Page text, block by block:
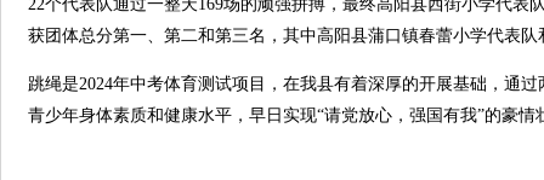
22个代表队通过一整天169场的顽强拼搏，最终高阳县西街小学代
获团体总分第一、第二和第三名，其中高阳县蒲口镇春蕾小学代表
跳绳是2024年中考体育测试项目，在我县有着深厚的开展基础，通
青少年身体素质和健康水平，早日实现“请党放心，强国有我”的豪情